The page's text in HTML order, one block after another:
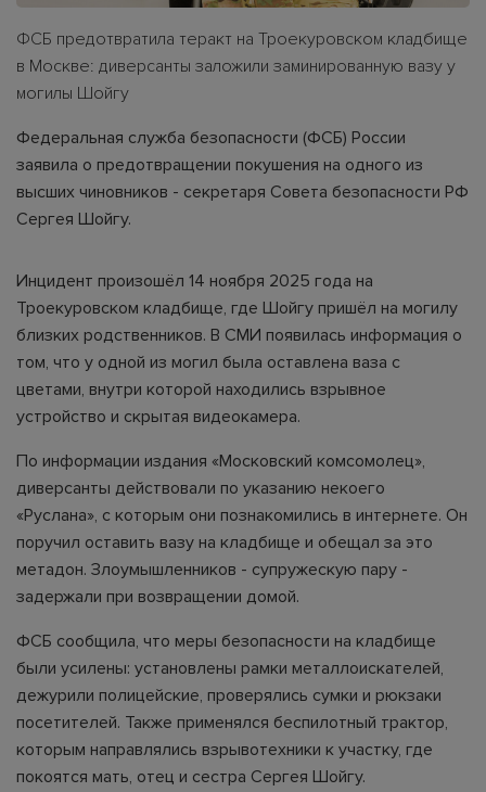
ФСБ предотвратила теракт на Троекуровском кладбище
в Москве: диверсанты заложили заминированную вазу у
могилы Шойгу
Федеральная служба безопасности (ФСБ) России
заявила о предотвращении покушения на одного из
высших чиновников - секретаря Совета безопасности РФ
Сергея Шойгу.
Инцидент произошёл 14 ноября 2025 года на
Троекуровском кладбище, где Шойгу пришёл на могилу
близких родственников. В СМИ появилась информация о
том, что у одной из могил была оставлена ваза с
цветами, внутри которой находились взрывное
устройство и скрытая видеокамера.
По информации издания «Московский комсомолец»,
диверсанты действовали по указанию некоего
«Руслана», с которым они познакомились в интернете. Он
поручил оставить вазу на кладбище и обещал за это
метадон. Злоумышленников - супружескую пару -
задержали при возвращении домой.
ФСБ сообщила, что меры безопасности на кладбище
были усилены: установлены рамки металлоискателей,
дежурили полицейские, проверялись сумки и рюкзаки
посетителей. Также применялся беспилотный трактор,
которым направлялись взрывотехники к участку, где
покоятся мать, отец и сестра Сергея Шойгу.